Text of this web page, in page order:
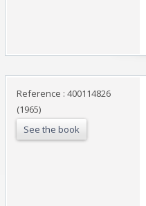
Reference : 400114826
(1965)
See the book